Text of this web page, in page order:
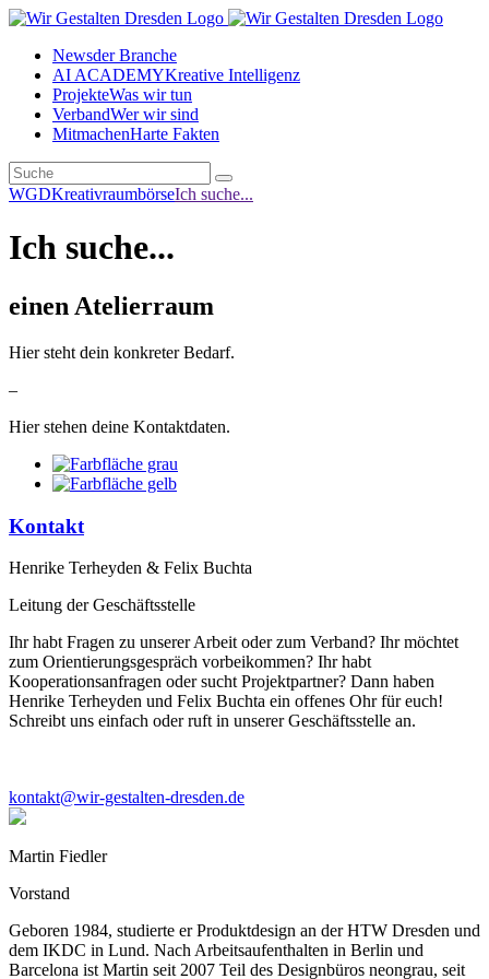
Newsder Branche
AI ACADEMYKreative Intelligenz
ProjekteWas wir tun
VerbandWer wir sind
MitmachenHarte Fakten
WGDKreativraumbörseIch suche...
Ich suche...
einen Atelierraum
Hier steht dein konkreter Bedarf.
–
Hier stehen deine Kontaktdaten.
Kontakt
Henrike Terheyden & Felix Buchta
Leitung der Geschäftsstelle
Ihr habt Fragen zu unserer Arbeit oder zum Verband? Ihr möchtet
zum Orientierungsgespräch vorbeikommen? Ihr habt
Kooperationsanfragen oder sucht Projektpartner? Dann haben
Henrike Terheyden und Felix Buchta ein offenes Ohr für euch!
Schreibt uns einfach oder ruft in unserer Geschäftsstelle an.
kontakt@wir-gestalten-dresden.de
Martin Fiedler
Vorstand
Geboren 1984, studierte er Produktdesign an der HTW Dresden und
dem IKDC in Lund. Nach Arbeitsaufenthalten in Berlin und
Barcelona ist Martin seit 2007 Teil des Designbüros neongrau, seit